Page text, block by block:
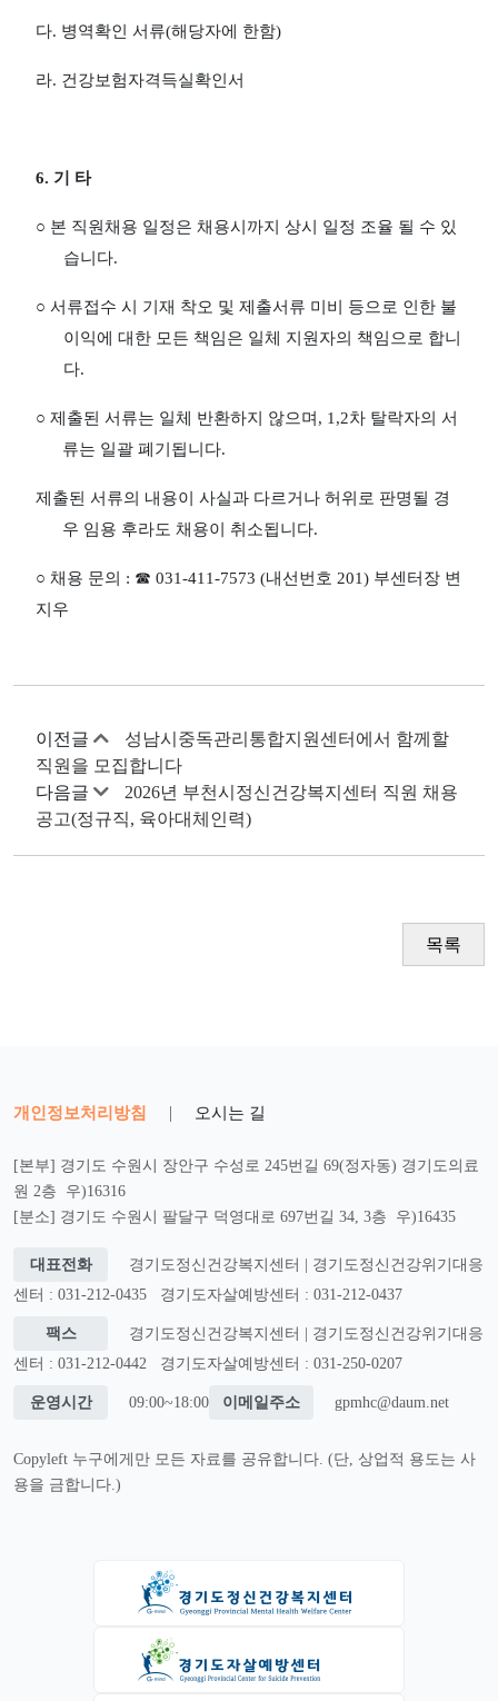
다. 병역확인 서류(해당자에 한함)
라. 건강보험자격득실확인서
6. 기 타
○ 본 직원채용 일정은 채용시까지 상시 일정 조율 될 수 있
습니다.
○ 서류접수 시 기재 착오 및 제출서류 미비 등으로 인한 불
이익에 대한 모든 책임은 일체 지원자의 책임으로 합니
다.
○ 제출된 서류는 일체 반환하지 않으며 , 1,2차 탈락자의 서
류는 일괄 폐기됩니다.
제출된 서류의 내용이 사실과 다르거나 허위로 판명될 경
우 임용 후라도 채용이 취소됩니다.
○ 채용 문의 : ☎ 031-411-7573 (내선번호 201) 부센터장 변
지우
이전글
성남시중독관리통합지원센터에서 함께할
직원을 모집합니다
다음글
2026년 부천시정신건강복지센터 직원 채용
공고(정규직, 육아대체인력)
목록
개인정보처리방침 | 오시는 길
[본부] 경기도 수원시 장안구 수성로 245번길 69(정자동) 경기도의료
원 2층 우)16316
[분소] 경기도 수원시 팔달구 덕영대로 697번길 34, 3층 우)16435
대표전화
경기도정신건강복지센터 | 경기도정신건강위기대응
센터 : 031-212-0435
경기도자살예방센터 : 031-212-0437
팩스
경기도정신건강복지센터 | 경기도정신건강위기대응
센터 : 031-212-0442
경기도자살예방센터 : 031-250-0207
운영시간 09:00~18:00 이메일주소 gpmhc@daum.net
Copyleft 누구에게만 모든 자료를 공유합니다. (단, 상업적 용도는 사
용을 금합니다.)